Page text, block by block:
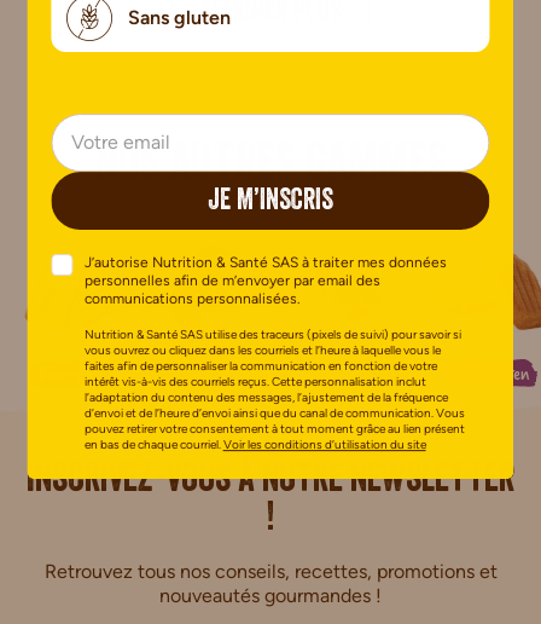
AFFICHER PLUS
Nos autres gammes
Bien-être Petit-déjeuner Biscuits Bio Sans gluten
Inscrivez-vous à notre newsletter
!
Retrouvez tous nos conseils, recettes, promotions et
nouveautés gourmandes !
Sans gluten
JE M’INSCRIS
J’autorise Nutrition & Santé SAS à traiter mes données
personnelles afin de m’envoyer par email des
communications personnalisées.
Nutrition & Santé SAS utilise des traceurs (pixels de suivi) pour savoir si
vous ouvrez ou cliquez dans les courriels et l’heure à laquelle vous le
faites afin de personnaliser la communication en fonction de votre
intérêt vis-à-vis des courriels reçus. Cette personnalisation inclut
l’adaptation du contenu des messages, l’ajustement de la fréquence
d’envoi et de l’heure d’envoi ainsi que du canal de communication. Vous
pouvez retirer votre consentement à tout moment grâce au lien présent
en bas de chaque courriel.Voir les conditions d’utilisation du site